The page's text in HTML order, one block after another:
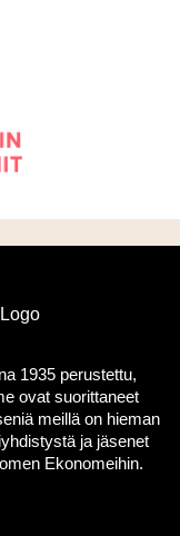
1935 perustettu,
ovat suorittaneet
meillä on hieman
ja jäsenet
Ekonomeihin.